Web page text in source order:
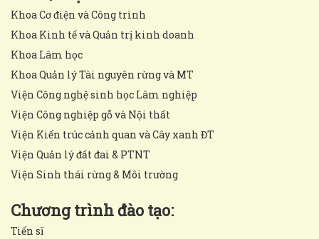
Khoa Cơ điện và Công trình
Khoa Kinh tế và Quản trị kinh doanh
Khoa Lâm học
Khoa Quản lý Tài nguyên rừng và MT
Viện Công nghệ sinh học Lâm nghiệp
Viện Công nghiệp gỗ và Nội thất
Viện Kiến trúc cảnh quan và Cây xanh ĐT
Viện Quản lý đất đai & PTNT
Viện Sinh thái rừng & Môi trường
Chương trình đào tạo:
Tiến sĩ